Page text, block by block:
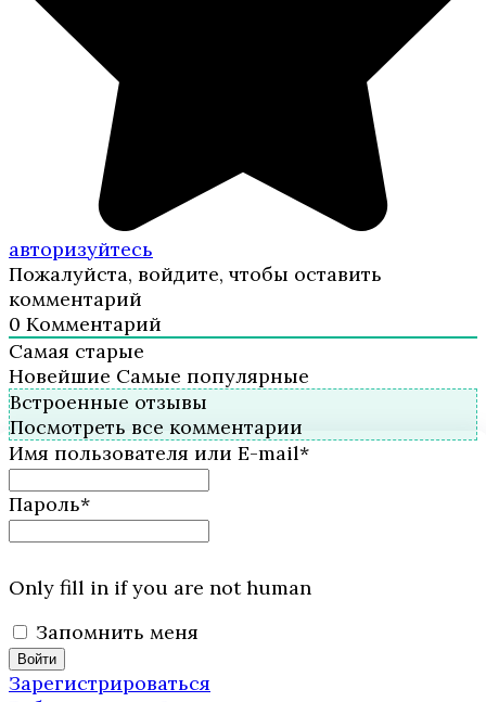
авторизуйтесь
Пожалуйста, войдите, чтобы оставить
комментарий
0 Комментарий
Самая старые
Новейшие Самые популярные
Встроенные отзывы
Посмотреть все комментарии
Имя пользователя или E-mail*
Пароль*
Only fill in if you are not human
Запомнить меня
Зарегистрироваться